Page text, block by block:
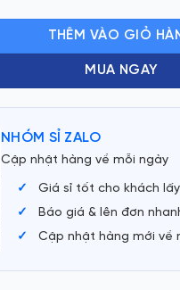
THÊM VÀO GIỎ
MUA NGAY
NHÓM SỈ ZALO
Cập nhật hàng về mỗi ngày
Giá sỉ tốt cho khách
Báo giá & lên đơn
Cập nhật hàng mới về